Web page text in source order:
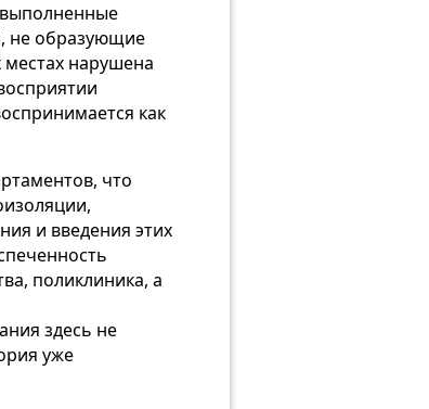
выполненные
не образующие
нарушена
как
что
и введения этих
поликлиника, а
здесь не
уже